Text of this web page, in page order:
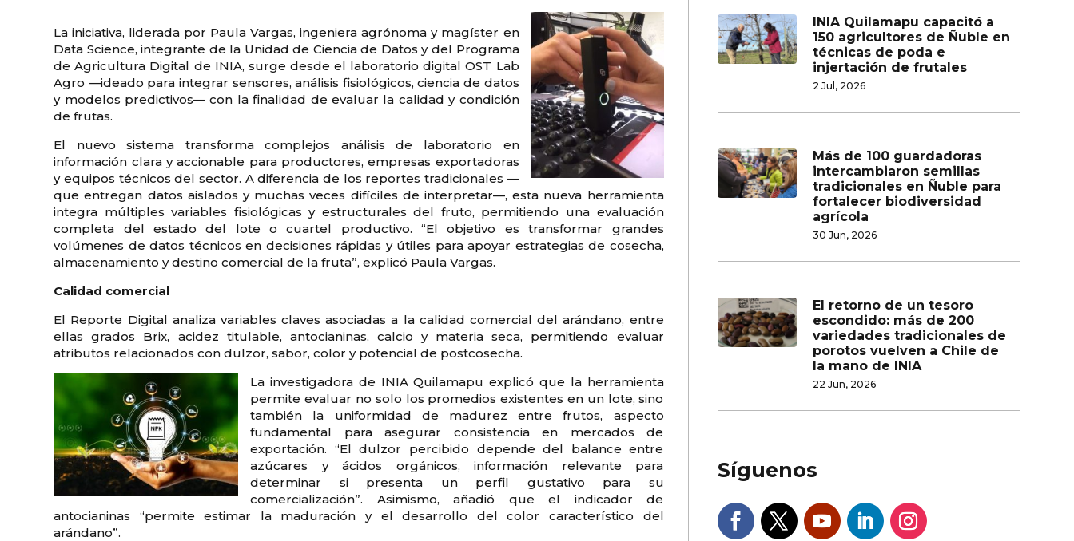
La iniciativa, liderada por Paula Vargas, ingeniera agrónoma y magíster en
Data Science, integrante de la Unidad de Ciencia de Datos y del Programa
de Agricultura Digital de INIA, surge desde el laboratorio digital OST Lab
Agro —ideado para integrar sensores, análisis fisiológicos, ciencia de datos
y modelos predictivos— con la finalidad de evaluar la calidad y condición
de frutas.
El nuevo sistema transforma complejos análisis de laboratorio en
información clara y accionable para productores, empresas exportadoras
y equipos técnicos del sector. A diferencia de los reportes tradicionales —
que entregan datos aislados y muchas veces difíciles de interpretar—, esta nueva herramienta
integra múltiples variables fisiológicas y estructurales del fruto, permitiendo una evaluación
completa del estado del lote o cuartel productivo. “El objetivo es transformar grandes
volúmenes de datos técnicos en decisiones rápidas y útiles para apoyar estrategias de cosecha,
almacenamiento y destino comercial de la fruta”, explicó Paula Vargas.
Calidad comercial
El Reporte Digital analiza variables claves asociadas a la calidad comercial del arándano, entre
ellas grados Brix, acidez titulable, antocianinas, calcio y materia seca, permitiendo evaluar
atributos relacionados con dulzor, sabor, color y potencial de postcosecha.
La investigadora de INIA Quilamapu explicó que la herramienta
permite evaluar no solo los promedios existentes en un lote, sino
también la uniformidad de madurez entre frutos, aspecto
fundamental para asegurar consistencia en mercados de
exportación. “El dulzor percibido depende del balance entre
azúcares y ácidos orgánicos, información relevante para
determinar si presenta un perfil gustativo para su
comercialización”. Asimismo, añadió que el indicador de
antocianinas “permite estimar la maduración y el desarrollo del color característico del
arándano”.
INIA Quilamapu capacitó a
150 agricultores de Ñuble en
técnicas de poda e
injertación de frutales
2 Jul, 2026
Más de 100 guardadoras
intercambiaron semillas
tradicionales en Ñuble para
fortalecer biodiversidad
agrícola
30 Jun, 2026
El retorno de un tesoro
escondido: más de 200
variedades tradicionales de
porotos vuelven a Chile de
la mano de INIA
22 Jun, 2026
Síguenos